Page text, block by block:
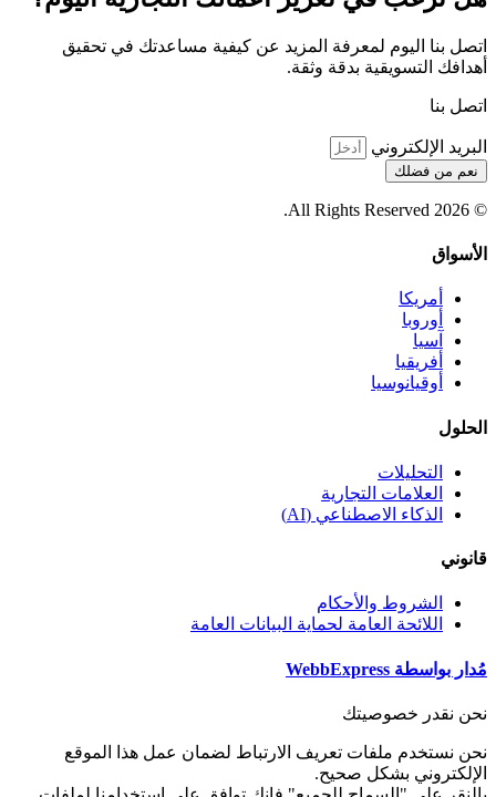
اتصل بنا اليوم لمعرفة المزيد عن كيفية مساعدتك في تحقيق
أهدافك التسويقية بدقة وثقة.
اتصل بنا
البريد الإلكتروني
نعم من فضلك
© 2026 All Rights Reserved.
الأسواق
أمريكا
أوروبا
آسيا
أفريقيا
أوقيانوسيا
الحلول
التحليلات
العلامات التجارية
الذكاء الاصطناعي (AI)
قانوني
الشروط والأحكام
اللائحة العامة لحماية البيانات العامة
مُدار بواسطة WebbExpress
نحن نقدر خصوصيتك
نحن نستخدم ملفات تعريف الارتباط لضمان عمل هذا الموقع
الإلكتروني بشكل صحيح.